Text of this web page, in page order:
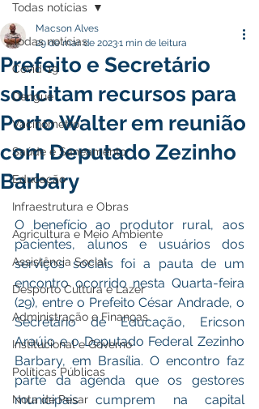
Todas notícias
Covid-19
Dengue
Vacinômetro
Saúde e Saneamento
Educação
Infraestrutura e Obras
Agricultura e Meio Ambiente
Assistência Social
Desporto Cultura e Lazer
Administração e Finanças
Institucional e Governo
Políticas Públicas
Nota de Pesar
Todas notícias
Prefeito e Secretário
solicitam recursos para
Porto Walter em reunião
com Deputado Zezinho
Barbary
Macson Alves
29 de mar. de 20231 min de leitura
O benefício ao produtor rural, aos
pacientes, alunos e usuários dos
serviços sociais foi a pauta de um
encontro ocorrido nesta Quarta-feira
(29), entre o Prefeito César Andrade, o
Secretário de Educação, Ericson
Araújo e o Deputado Federal Zezinho
Barbary, em Brasília. O encontro faz
parte da agenda que os gestores
municipais cumprem na capital